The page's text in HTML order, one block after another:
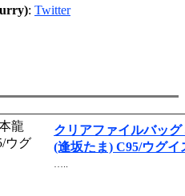
: Twitter
クリアファイルバッ
(逢坂たま) C95/ウグイ
…..